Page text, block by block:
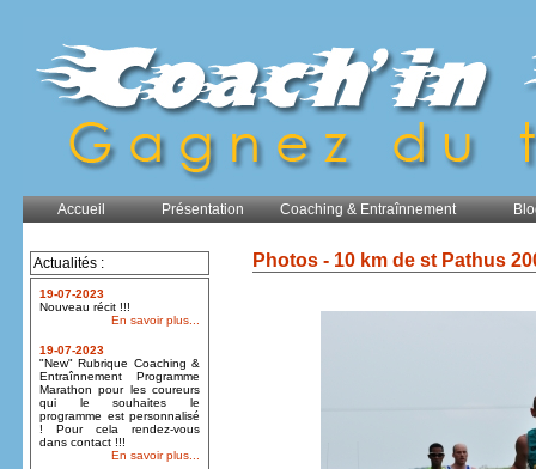
Accueil Présentation Coaching & Entraînnement
Actualités :
19-07-2023
Nouveau récit !!!
En savoir plus...
19-07-2023
"New" Rubrique Coaching &
Entraînnement Programme
Marathon pour les coureurs
qui le souhaites le
programme est personnalisé
! Pour cela rendez-vous
dans contact !!!
En savoir plus...
Photos - 10 km de st Pathus